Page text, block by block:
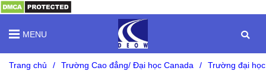
MENU
Trang chủ / Trường Cao đẳng/ Đại học Canada / Trường đại